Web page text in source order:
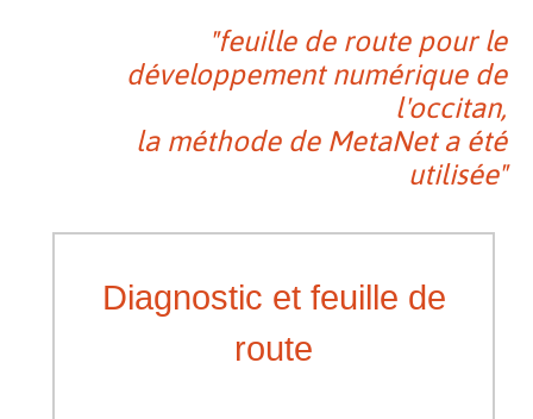
"feuille de route pour le
développement numérique de
l'occitan,
la méthode de MetaNet a été
utilisée"
Diagnostic et feuille de
route